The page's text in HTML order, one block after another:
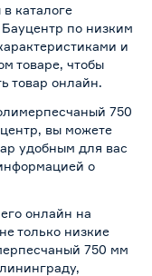
каталоге
по низким
и
товаре, чтобы
товар онлайн.
750
вы можете
удобным для вас
о
онлайн на
только низкие
750 мм